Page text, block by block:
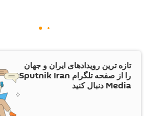
تازه ترین رویدادهای ایران و جهان
را از صفحه تلگرام Sputnik Iran
Media دنبال کنید